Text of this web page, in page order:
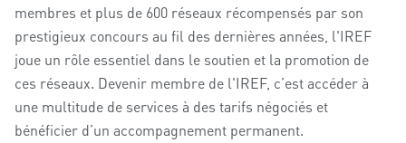
membres et plus de 600 réseaux récompensés par son
prestigieux concours au fil des dernières années, l'IREF
joue un rôle essentiel dans le soutien et la promotion de
ces réseaux. Devenir membre de l'IREF, c’est accéder à
une multitude de services à des tarifs négociés et
bénéficier d’un accompagnement permanent.